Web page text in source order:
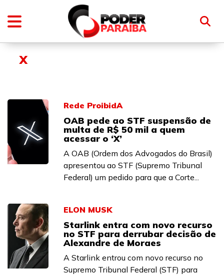
X
Rede ProibidA
OAB pede ao STF suspensão de
multa de R$ 50 mil a quem
acessar o ‘X’
A OAB (Ordem dos Advogados do Brasil)
apresentou ao STF (Supremo Tribunal
Federal) um pedido para que a Corte...
ELON MUSK
Starlink entra com novo recurso
no STF para derrubar decisão de
Alexandre de Moraes
A Starlink entrou com novo recurso no
Supremo Tribunal Federal (STF) para